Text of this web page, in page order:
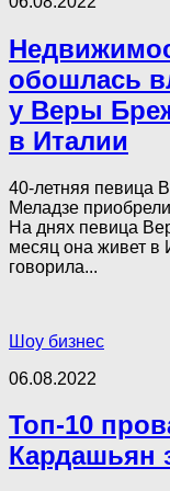
обошлась
у Веры
в Италии
40-летняя певица
Меладзе
На днях певица
месяц она живет в
говорила...
Шоу бизнес
06.08.2022
Топ-10
Кардашьян